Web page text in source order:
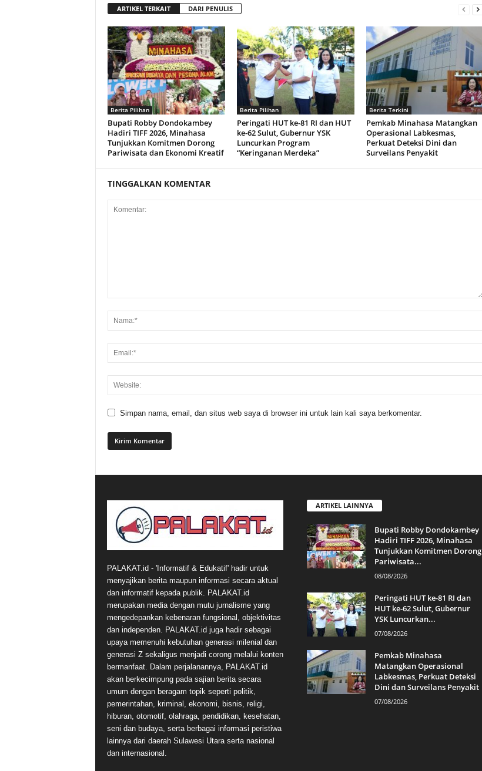
ARTIKEL TERKAIT DARI PENULIS
Berita Pilihan
Bupati Robby Dondokambey
Hadiri TIFF 2026, Minahasa
Tunjukkan Komitmen Dorong
Pariwisata dan Ekonomi Kreatif
Berita Pilihan
Peringati HUT ke-81 RI dan HUT
ke-62 Sulut, Gubernur YSK
Luncurkan Program
“Keringanan Merdeka”
Berita Terkini
Pemkab Minahasa Matangkan
Operasional Labkesmas,
Perkuat Deteksi Dini dan
Surveilans Penyakit
TINGGALKAN KOMENTAR
Simpan nama, email, dan situs web saya di browser ini untuk lain kali saya berkomentar.
PALAKAT.id - 'Informatif & Edukatif' hadir untuk
menyajikan berita maupun informasi secara aktual
dan informatif kepada publik. PALAKAT.id
merupakan media dengan mutu jurnalisme yang
mengedepankan kebenaran fungsional, objektivitas
dan independen. PALAKAT.id juga hadir sebagai
upaya memenuhi kebutuhan generasi milenial dan
generasi Z sekaligus menjadi corong melalui konten
bermanfaat. Dalam perjalanannya, PALAKAT.id
akan berkecimpung pada sajian berita secara
umum dengan beragam topik seperti politik,
pemerintahan, kriminal, ekonomi, bisnis, religi,
hiburan, otomotif, olahraga, pendidikan, kesehatan,
seni dan budaya, serta berbagai informasi peristiwa
lainnya dari daerah Sulawesi Utara serta nasional
dan internasional.
ARTIKEL LAINNYA
Bupati Robby Dondokambey
Hadiri TIFF 2026, Minahasa
Tunjukkan Komitmen Dorong
Pariwisata...
08/08/2026
Peringati HUT ke-81 RI dan
HUT ke-62 Sulut, Gubernur
YSK Luncurkan...
07/08/2026
Pemkab Minahasa
Matangkan Operasional
Labkesmas, Perkuat Deteksi
Dini dan Surveilans Penyakit
07/08/2026